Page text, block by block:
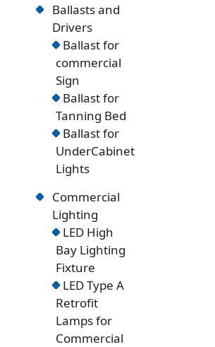
Ballasts and
Drivers
Ballast for
commercial
Sign
Ballast for
Tanning Bed
Ballast for
UnderCabinet
Lights
Commercial
Lighting
LED High
Bay Lighting
Fixture
LED Type A
Retrofit
Lamps for
Commercial